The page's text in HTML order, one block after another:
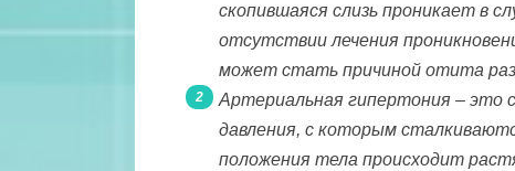
скопившаяся слизь проникает в
отсутствии лечения
может стать причиной отита
Артериальная гипертония – это
давления, с которым
положения тела происходит